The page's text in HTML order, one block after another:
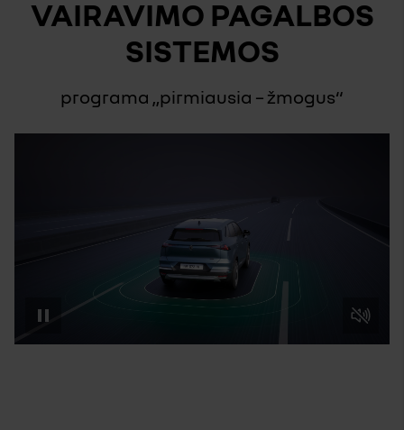
VAIRAVIMO PAGALBOS
SISTEMOS
programa „pirmiausia – žmogus“